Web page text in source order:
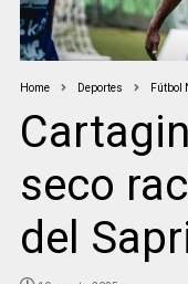
Home Deportes Fútbol
seco
del